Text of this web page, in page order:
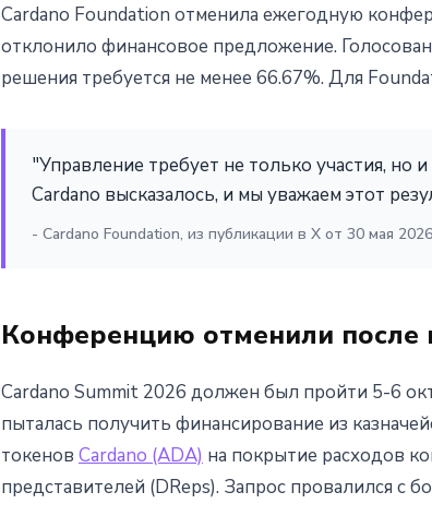
Cardano Foundation
Summit 2026 после
1 июня 2026 г.3 мин чтения
Cardano Foundation отменила ежегодную
отклонило финансовое предложение.
решения требуется не менее 66.67%. Для
"Управление требует не только участия,
Cardano высказалось, и мы уважаем этот
- Cardano Foundation, из публикации в X от 30 мая
Конференцию отменили после
Cardano Summit 2026 должен был пройти 5-6
пыталась получить финансирование из
токенов Cardano (ADA) на покрытие расходов
представителей (DReps). Запрос провалился с